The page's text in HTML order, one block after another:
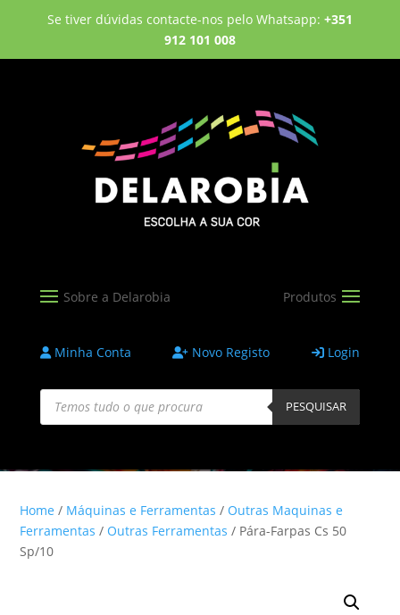
Se tiver dúvidas contacte-nos pelo Whatsapp: +351
912 101 008
Minha Conta Novo Registo Login
Products
search PESQUISAR
Home / Máquinas e Ferramentas / Outras Maquinas e
Ferramentas / Outras Ferramentas / Pára-Farpas Cs 50
Sp/10